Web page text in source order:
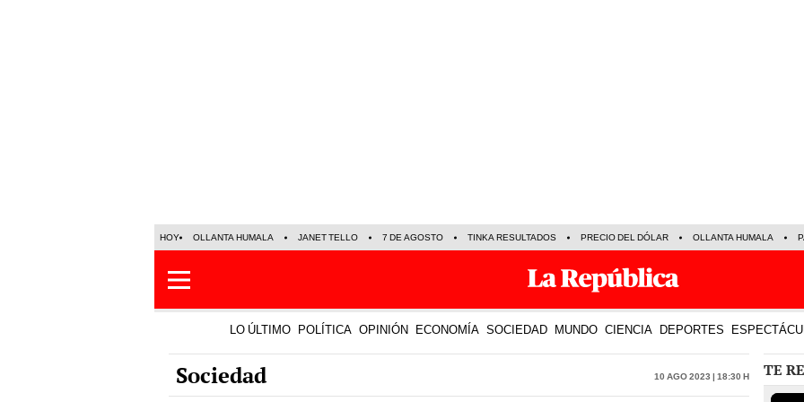
HOY OLLANTA HUMALA JANET TELLO 7 DE AGOSTO TINKA RESULTADOS PRECIO DEL DÓLAR OLLANTA HUMALA
LO ÚLTIMO POLÍTICA OPINIÓN ECONOMÍA SOCIEDAD MUNDO CIENCIA DEPORTES
Sociedad 10 Ago 2023 | 18:30 h TE